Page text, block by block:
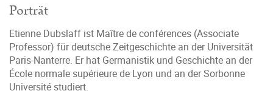
Porträt
Etienne Dubslaff ist Maître de conférences (Associate
Professor) für deutsche Zeitgeschichte an der Universität
Paris-Nanterre. Er hat Germanistik und Geschichte an der
École normale supérieure de Lyon und an der Sorbonne
Université studiert.